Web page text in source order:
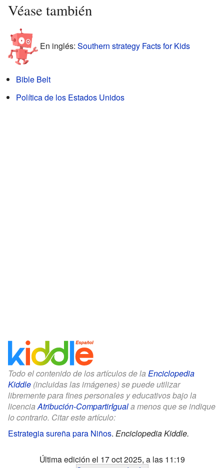
Véase también
En inglés: Southern strategy Facts for Kids
Bible Belt
Política de los Estados Unidos
Todo el contenido de los artículos de la Enciclopedia
Kiddle (incluidas las imágenes) se puede utilizar
libremente para fines personales y educativos bajo la
licenciaAtribución-CompartirIguala menos que se indique
lo contrario. Citar este artículo:
Estrategia sureña para Niños. Enciclopedia Kiddle.
Última edición el 17 oct 2025, a las 11:19